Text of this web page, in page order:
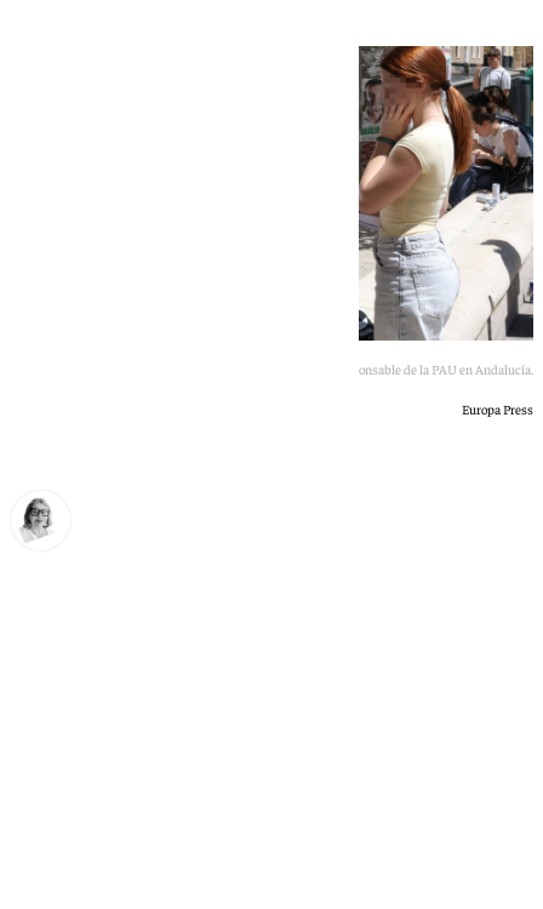
La Universidad de Cádiz responsable de la PAU en Andalucía.
Europa Press